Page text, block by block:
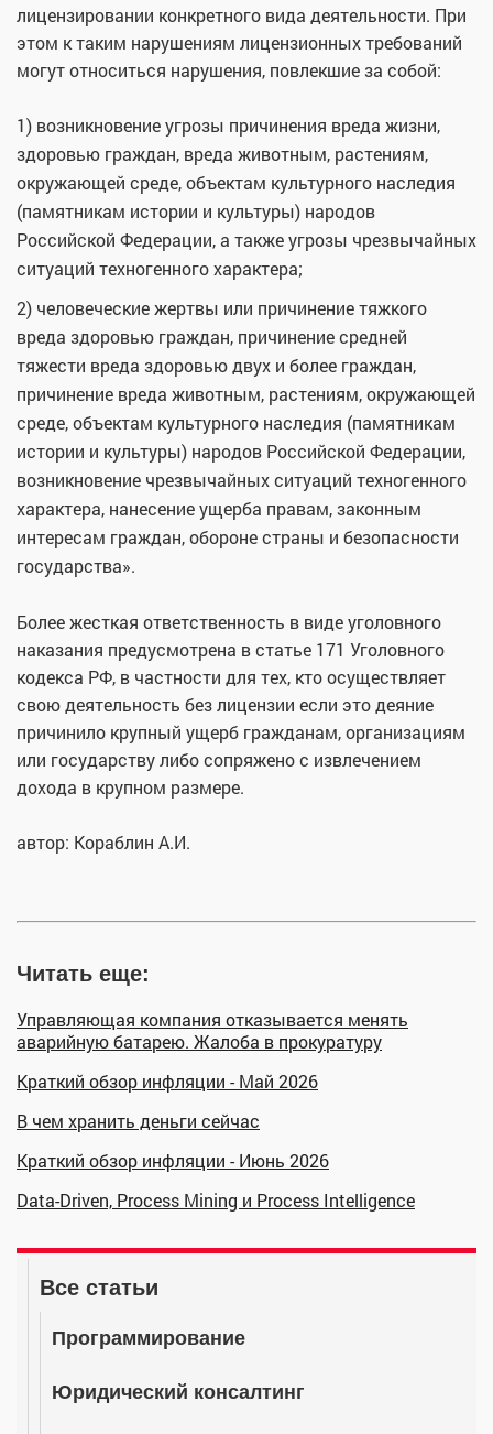
лицензировании конкретного вида деятельности. При
этом к таким нарушениям лицензионных требований
могут относиться нарушения, повлекшие за собой:
1) возникновение угрозы причинения вреда жизни,
здоровью граждан, вреда животным, растениям,
окружающей среде, объектам культурного наследия
(памятникам истории и культуры) народов
Российской Федерации, а также угрозы чрезвычайных
ситуаций техногенного характера;
2) человеческие жертвы или причинение тяжкого
вреда здоровью граждан, причинение средней
тяжести вреда здоровью двух и более граждан,
причинение вреда животным, растениям, окружающей
среде, объектам культурного наследия (памятникам
истории и культуры) народов Российской Федерации,
возникновение чрезвычайных ситуаций техногенного
характера, нанесение ущерба правам, законным
интересам граждан, обороне страны и безопасности
государства».
Более жесткая ответственность в виде уголовного
наказания предусмотрена в статье 171 Уголовного
кодекса РФ, в частности для тех, кто осуществляет
свою деятельность без лицензии если это деяние
причинило крупный ущерб гражданам, организациям
или государству либо сопряжено с извлечением
дохода в крупном размере.
автор: Кораблин А.И.
Читать еще:
Управляющая компания отказывается менять
аварийную батарею. Жалоба в прокуратуру
Краткий обзор инфляции - Май 2026
В чем хранить деньги сейчас
Краткий обзор инфляции - Июнь 2026
Data-Driven, Process Mining и Process Intelligence
Все статьи
Программирование
Юридический консалтинг